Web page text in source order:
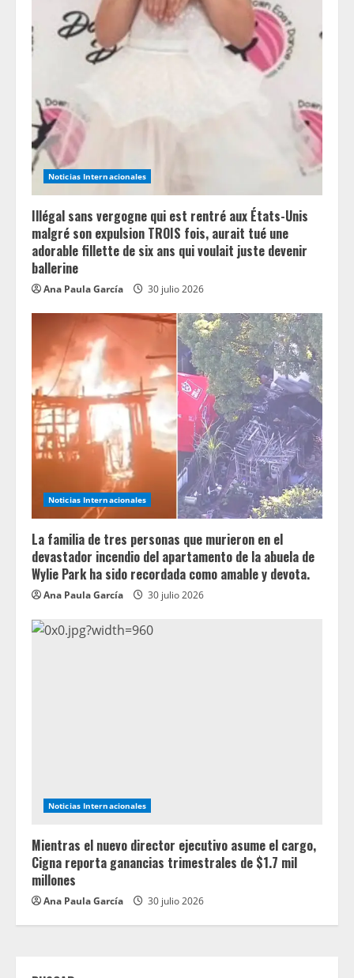
e
d
i
n
g
Noticias Internacionales
Illégal sans vergogne qui est rentré aux États-Unis
malgré son expulsion TROIS fois, aurait tué une
adorable fillette de six ans qui voulait juste devenir
ballerine
Ana Paula García 30 julio 2026
Noticias Internacionales
La familia de tres personas que murieron en el
devastador incendio del apartamento de la abuela de
Wylie Park ha sido recordada como amable y devota.
Ana Paula García 30 julio 2026
Noticias Internacionales
Mientras el nuevo director ejecutivo asume el cargo,
Cigna reporta ganancias trimestrales de $1.7 mil
millones
Ana Paula García 30 julio 2026